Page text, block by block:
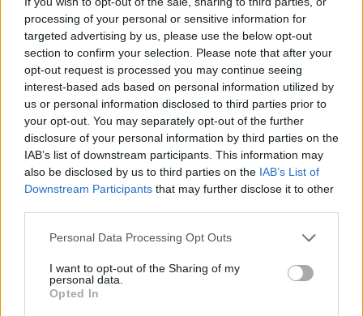
processing of your personal or sensitive information for
targeted advertising by us, please use the below opt-out
section to confirm your selection. Please note that after your
opt-out request is processed you may continue seeing
interest-based ads based on personal information utilized by
us or personal information disclosed to third parties prior to
your opt-out. You may separately opt-out of the further
disclosure of your personal information by third parties on the
IAB’s list of downstream participants. This information may
also be disclosed by us to third parties on the IAB’s List of
Downstream Participants that may further disclose it to other
Personal Data Processing Opt Outs
I want to opt-out of the Sharing of my
personal data.
Opted In
Une solution pratique pour optimiser l’espace :